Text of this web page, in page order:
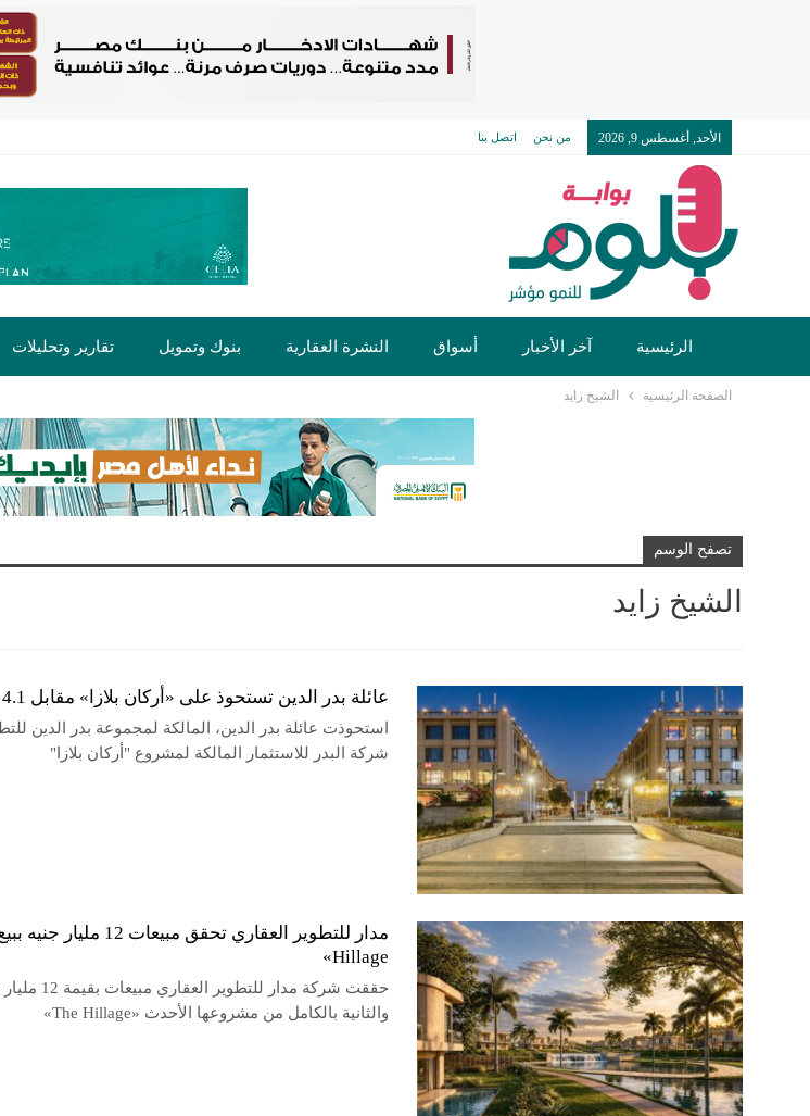
الأحد, أغسطس 9, 2026 من نحن اتصل بنا
الرئيسية آخر الأخبار أسواق النشرة العقارية بنوك وتمويل تقارير وتحليلات
الصفحة الرئيسية الشيخ زايد
تصفح الوسم
الشيخ زايد
عائلة بدر الدين تستحوذ على «أركان بلازا» مقابل 4.1 مليار جنيه
استحوذت عائلة بدر الدين، المالكة لمجموعة بدر الدين
شركة البدر للاستثمار المالكة لمشروع "أركان بلازا"
Hillage»
حققت شركة
والثانية بالكامل من مشروعها الأحدث «The Hillage»